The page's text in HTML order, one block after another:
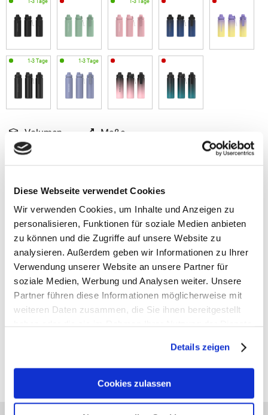
Diese Webseite verwendet Cookies
Wir verwenden Cookies, um Inhalte und Anzeigen zu
personalisieren, Funktionen für soziale Medien anbieten
zu können und die Zugriffe auf unsere Website zu
analysieren. Außerdem geben wir Informationen zu Ihrer
Verwendung unserer Website an unsere Partner für
soziale Medien, Werbung und Analysen weiter. Unsere
Partner führen diese Informationen möglicherweise mit
weiteren Daten zusammen, die Sie ihnen bereitgestellt
Details zeigen
Cookies zulassen
Volumen
0.7 L L
Maße
Alle Preise verstehen sich inklusive der gesetzl. MwSt. und zzgl.
(ab 39,00 € Bestellwert versandkostenfrei!)